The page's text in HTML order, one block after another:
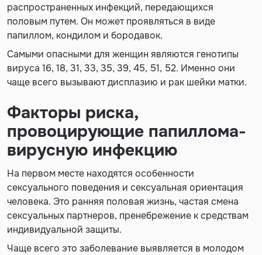
распространенных инфекций, передающихся
половым путем. Он может проявляться в виде
папиллом, кондилом и бородавок.
Самыми опасными для женщин являются генотипы
вируса 16, 18, 31, 33, 35, 39, 45, 51, 52. Именно они
чаще всего вызывают дисплазию и рак шейки матки.
Факторы риска,
провоцирующие папиллома-
вирусную инфекцию
На первом месте находятся особенности
сексуального поведения и сексуальная ориентация
человека. Это ранняя половая жизнь, частая смена
сексуальных партнеров, пренебрежение к средствам
индивидуальной защиты.
Чаще всего это заболевание выявляется в молодом